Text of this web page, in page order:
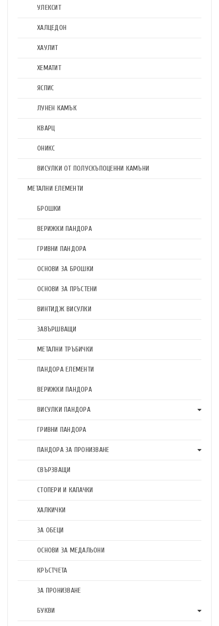
УЛЕКСИТ
ХАЛЦЕДОН
ХАУЛИТ
ХЕМАТИТ
ЯСПИС
ЛУНЕН КАМЪК
КВАРЦ
ОНИКС
ВИСУЛКИ ОТ ПОЛУСКЪПОЦЕННИ КАМЪНИ
МЕТАЛНИ ЕЛЕМЕНТИ
БРОШКИ
ВЕРИЖКИ ПАНДОРА
ГРИВНИ ПАНДОРА
ОСНОВИ ЗА БРОШКИ
ОСНОВИ ЗА ПРЪСТЕНИ
ВИНТИДЖ ВИСУЛКИ
ЗАВЪРШВАЩИ
МЕТАЛНИ ТРЪБИЧКИ
ПАНДОРА ЕЛЕМЕНТИ
ВЕРИЖКИ ПАНДОРА
ВИСУЛКИ ПАНДОРА
ГРИВНИ ПАНДОРА
ПАНДОРА ЗА ПРОНИЗВАНЕ
СВЪРЗВАЩИ
СТОПЕРИ И КАПАЧКИ
ХАЛКИЧКИ
ЗА ОБЕЦИ
ОСНОВИ ЗА МЕДАЛЬОНИ
КРЪСТЧЕТА
ЗА ПРОНИЗВАНЕ
БУКВИ